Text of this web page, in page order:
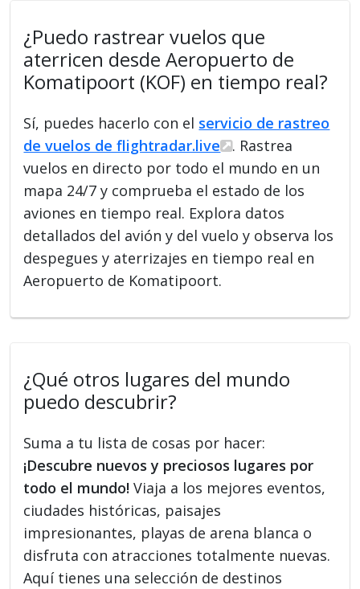
¿Puedo rastrear vuelos que
aterricen desde Aeropuerto de
Komatipoort (KOF) en tiempo real?
Sí, puedes hacerlo con el servicio de rastreo
de vuelos de flightradar.live
. Rastrea
vuelos en directo por todo el mundo en un
mapa 24/7 y comprueba el estado de los
aviones en tiempo real. Explora datos
detallados del avión y del vuelo y observa los
despegues y aterrizajes en tiempo real en
Aeropuerto de Komatipoort.
¿Qué otros lugares del mundo
puedo descubrir?
Suma a tu lista de cosas por hacer:
¡Descubre nuevos y preciosos lugares por
todo el mundo! Viaja a los mejores eventos,
ciudades históricas, paisajes
impresionantes, playas de arena blanca o
disfruta con atracciones totalmente nuevas.
Aquí tienes una selección de destinos